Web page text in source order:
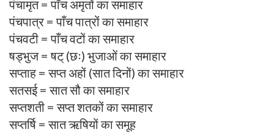
पंचामृत = पाँच अमृतों का समाहार
पंचपात्र = पाँच पात्रों का समाहार
पंचवटी = पाँच वटों का समाहार
षड्भुज = षट् (छः) भुजाओं का समाहार
सप्ताह = सप्त अहों (सात दिनों) का समाहार
सतसई = सात सौ का समाहार
सप्तशती = सप्त शतकों का समाहार
सप्तर्षि = सात ऋषियों का समूह